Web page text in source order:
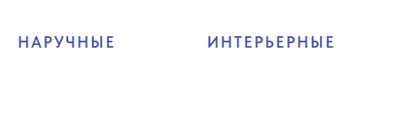
НАРУЧНЫЕ ИНТЕРЬЕРНЫЕ